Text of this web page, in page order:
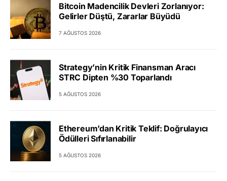
Bitcoin Madencilik Devleri Zorlanıyor:
Gelirler Düştü, Zararlar Büyüdü
7 AĞUSTOS 2026
Strategy’nin Kritik Finansman Aracı
STRC Dipten %30 Toparlandı
5 AĞUSTOS 2026
Ethereum’dan Kritik Teklif: Doğrulayıcı
Ödülleri Sıfırlanabilir
5 AĞUSTOS 2026